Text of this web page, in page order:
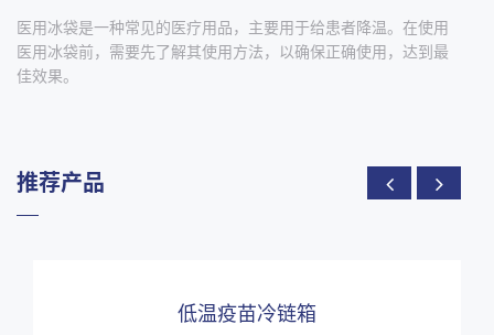
医用冰袋是一种常见的医疗用品，主要用于给患者降温。在使用
医用冰袋前，需要先了解其使用方法，以确保正确使用，达到最
佳效果。
推荐产品
低温疫苗冷链箱